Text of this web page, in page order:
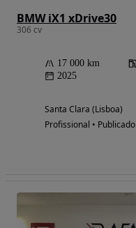
BMW iX1 xDrive30
306 cv
17 000 km
2025
Santa Clara (Lisboa)
Profissional • Publicado